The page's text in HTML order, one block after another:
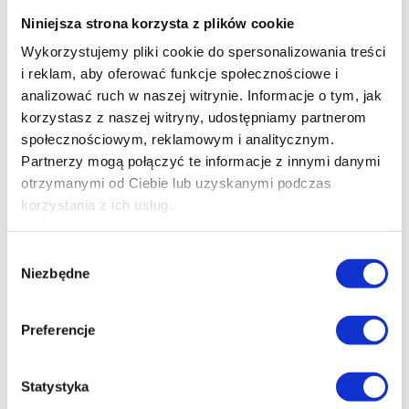
Niniejsza strona korzysta z plików cookie
Wykorzystujemy pliki cookie do spersonalizowania treści
i reklam, aby oferować funkcje społecznościowe i
analizować ruch w naszej witrynie. Informacje o tym, jak
korzystasz z naszej witryny, udostępniamy partnerom
społecznościowym, reklamowym i analitycznym.
Partnerzy mogą połączyć te informacje z innymi danymi
otrzymanymi od Ciebie lub uzyskanymi podczas
korzystania z ich usług.
zgody
Niezbędne
Preferencje
Statystyka